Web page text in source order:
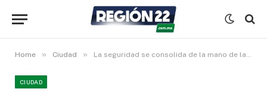
Home » Ciudad » La seguridad se consolida de la mano de la ciudadanía: Luis Nava
CIUDAD